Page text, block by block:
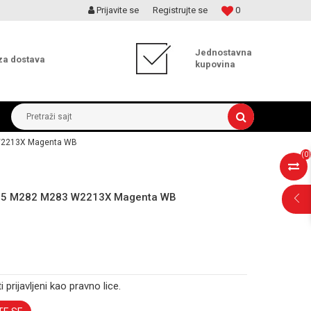
MOGUĆNOST ISPORUKE ZA 24H! 0
Prijavite se Registrujte se
dostava
Jednostavna
kupovina
Pretraži sajt
(0)
Magenta WB
M282 M283 W2213X Magenta WB
prijavljeni kao pravno lice.